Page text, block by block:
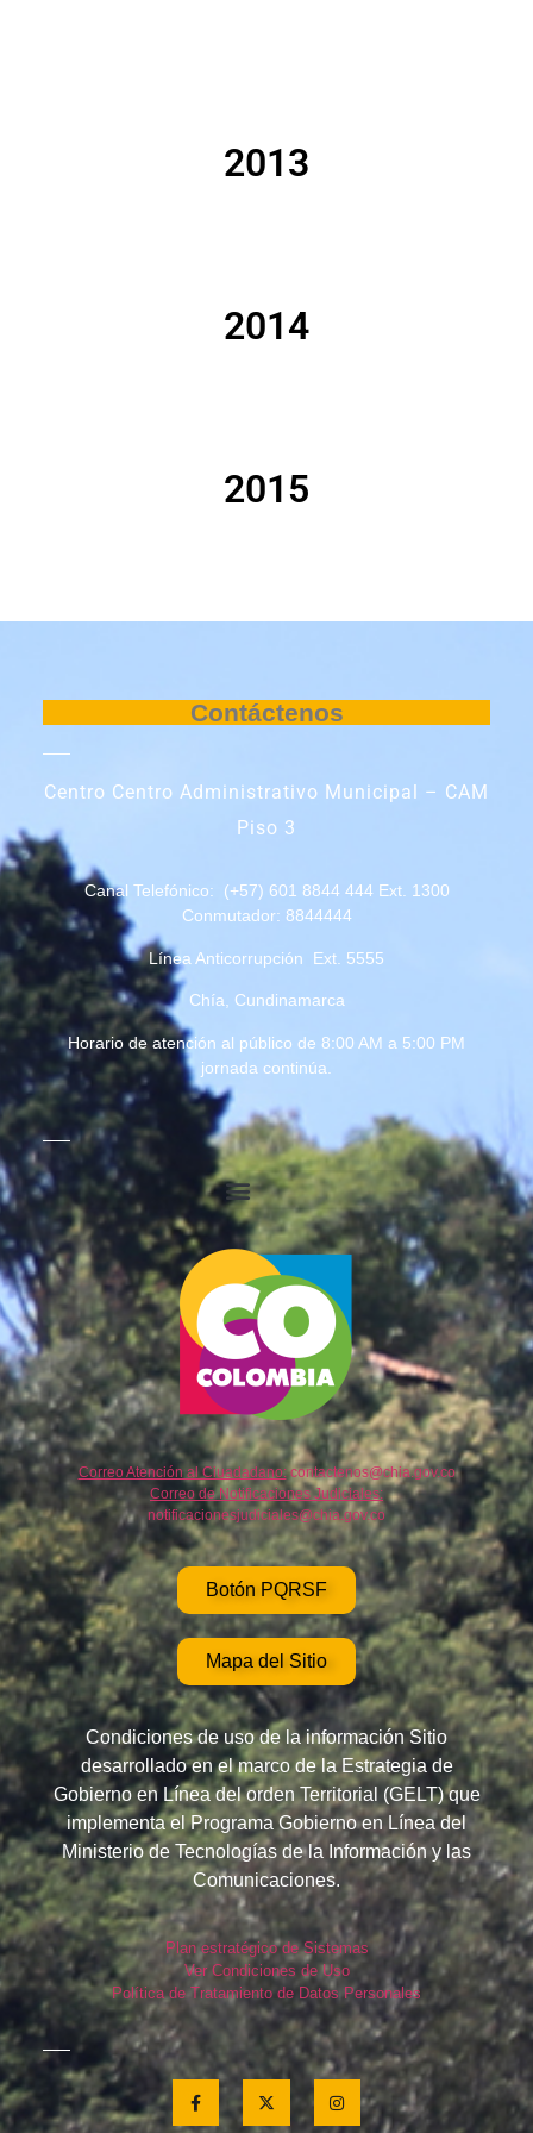
2013
2014
2015
Contáctenos
Centro Centro Administrativo Municipal – CAM
Piso 3
Canal Telefónico: (+57) 601 8844 444 Ext. 1300
Conmutador: 8844444
Línea Anticorrupción Ext. 5555
Chía, Cundinamarca
Horario de atención al público de 8:00 AM a 5:00 PM
jornada continúa.
Correo Atención al Ciuadadano:contactenos@chia.gov.co
Correo de Notificaciones Judiciales:
notificacionesjudiciales@chia.gov.co
Botón PQRSF
Mapa del Sitio
Condiciones de uso de la información Sitio
desarrollado en el marco de la Estrategia de
Gobierno en Línea del orden Territorial (GELT) que
implementa el Programa Gobierno en Línea del
Ministerio de Tecnologías de la Información y las
Comunicaciones.
Plan estratégico de Sistemas
Ver Condiciones de Uso
Política de Tratamiento de Datos Personales